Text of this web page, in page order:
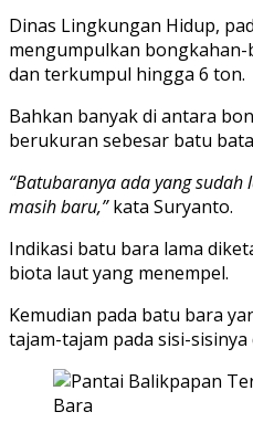
Dinas Lingkungan Hidup,
mengumpulkan
dan terkumpul hingga 6 ton.
Bahkan banyak di antara
berukuran sebesar batu
“Batubaranya ada yang
masih baru,”kata Suryanto.
Indikasi batu bara lama
biota laut yang menempel.
Kemudian pada batu bara
tajam-tajam pada sisi-